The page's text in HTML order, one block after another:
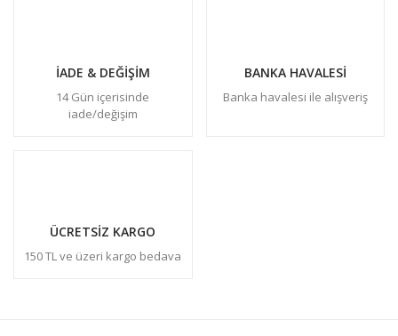
İADE & DEĞİŞİM
14 Gün içerisinde
iade/değişim
BANKA HAVALESİ
Banka havalesi ile alışveriş
ÜCRETSİZ KARGO
150 TL ve üzeri kargo bedava